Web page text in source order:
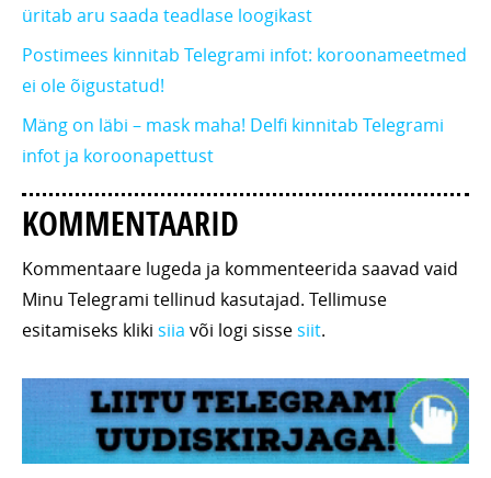
üritab aru saada teadlase loogikast
Postimees kinnitab Telegrami infot: koroonameetmed
ei ole õigustatud!
Mäng on läbi – mask maha! Delfi kinnitab Telegrami
infot ja koroonapettust
KOMMENTAARID
Kommentaare lugeda ja kommenteerida saavad vaid
Minu Telegrami tellinud kasutajad. Tellimuse
esitamiseks kliki siia või logi sissesiit.